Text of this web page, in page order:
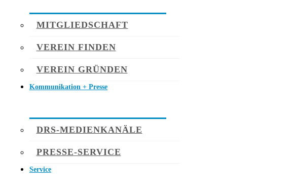
MITGLIEDSCHAFT
VEREIN FINDEN
VEREIN GRÜNDEN
Kommunikation + Presse
DRS-MEDIENKANÄLE
PRESSE-SERVICE
Service